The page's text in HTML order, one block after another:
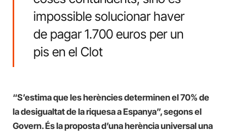
impossible solucionar haver
de pagar 1.700 euros per un
pis en el Clot
“S’estima que les herències determinen el 70% de
la desigualtat de la riquesa a Espanya”, segons el
Govern. És la proposta d’una herència universal una